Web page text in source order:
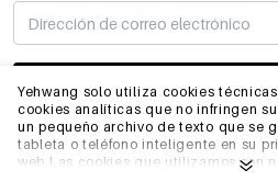
Yehwang solo utiliza cookies
cookies analíticas que no infringen
un pequeño archivo de texto que se
tableta o teléfono inteligente en su
web.Las cookies que utilizamos son
INFORMACIÓN